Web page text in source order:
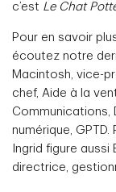
c’est Le Chat
Pour en savoir
écoutez notre
Macintosh, vice-
chef, Aide à la
Communications,
numérique,
Ingrid figure
directrice,